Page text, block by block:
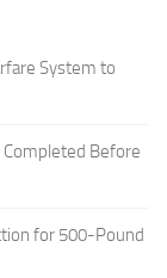
System to
Completed Before
for 500-Pound